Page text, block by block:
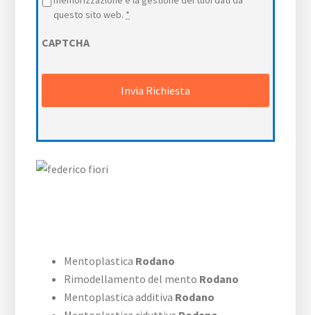
questo sito web. *
CAPTCHA
Mentoplastica Rodano
Rimodellamento del mento Rodano
Mentoplastica additiva Rodano